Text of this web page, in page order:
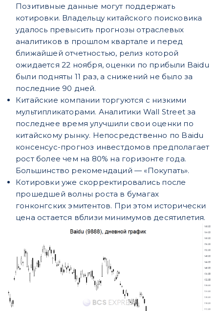
Позитивные данные могут поддержать
котировки. Владельцу китайского поисковика
удалось превысить прогнозы отраслевых
аналитиков в прошлом квартале и перед
ближайшей отчетностью, релиз которой
ожидается 22 ноября, оценки по прибыли Baidu
были подняты 11 раз, а снижений не было за
последние 90 дней.
Китайские компании торгуются с низкими
мультипликаторами. Аналитики Wall Street за
последнее время улучшили свои оценки по
китайскому рынку. Непосредственно по Baidu
консенсус-прогноз инвестдомов предполагает
рост более чем на 80% на горизонте года.
Большинство рекомендаций — «Покупать».
Котировки уже скорректировались после
прошедшей волны роста в бумагах
гонконгских эмитентов. При этом исторически
цена остается вблизи минимумов десятилетия.